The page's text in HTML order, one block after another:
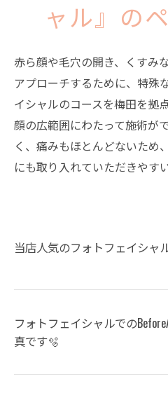
ャル』の
赤ら顔や毛穴の開き、くすみ
アプローチするために、特殊
イシャルのコースを梅田を拠
顔の広範囲にわたって施術が
く、痛みもほとんどないため
にも取り入れていただきやす
当店人気のフォトフェイシャ
フォトフェイシャルでの
真です🫧